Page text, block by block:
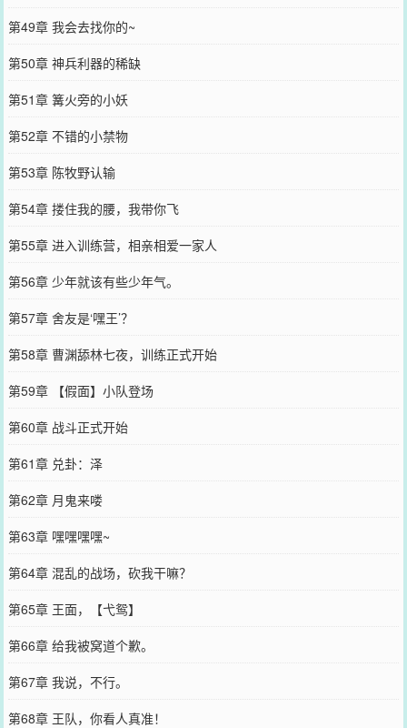
第49章 我会去找你的~
第50章 神兵利器的稀缺
第51章 篝火旁的小妖
第52章 不错的小禁物
第53章 陈牧野认输
第54章 搂住我的腰，我带你飞
第55章 进入训练营，相亲相爱一家人
第56章 少年就该有些少年气。
第57章 舍友是‘嘿王’？
第58章 曹渊舔林七夜，训练正式开始
第59章 【假面】小队登场
第60章 战斗正式开始
第61章 兑卦：泽
第62章 月鬼来喽
第63章 嘿嘿嘿嘿~
第64章 混乱的战场，砍我干嘛？
第65章 王面，【弋鸳】
第66章 给我被窝道个歉。
第67章 我说，不行。
第68章 王队，你看人真准！